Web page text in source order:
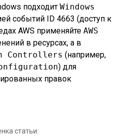
подходитWindows
событий ID 4663 (доступ к
AWS применяйтеAWS
в ресурсах, а в
Controllers (например,
) для
правок
статьи: